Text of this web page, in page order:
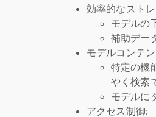
効率的なスト
モデルの
補助デー
モデルコンテ
特定の機
やく検索
モデルに
アクセス制御: